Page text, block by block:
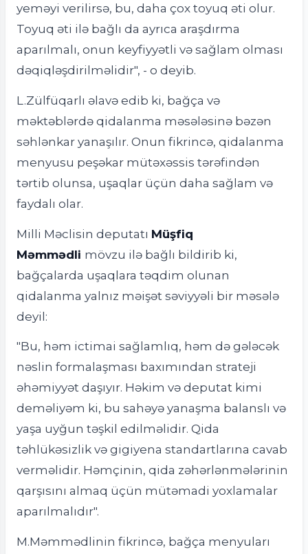
yeməyi verilirsə, bu, daha çox toyuq əti olur.
Toyuq əti ilə bağlı da ayrıca araşdırma
aparılmalı, onun keyfiyyətli və sağlam olması
dəqiqləşdirilməlidir", - o deyib.
L.Zülfüqarlı əlavə edib ki, bağça və
məktəblərdə qidalanma məsələsinə bəzən
səhlənkar yanaşılır. Onun fikrincə, qidalanma
menyusu peşəkar mütəxəssis tərəfindən
tərtib olunsa, uşaqlar üçün daha sağlam və
faydalı olar.
Milli Məclisin deputatı Müşfiq
Məmmədli mövzu ilə bağlı bildirib ki,
bağçalarda uşaqlara təqdim olunan
qidalanma yalnız məişət səviyyəli bir məsələ
deyil:
"Bu, həm ictimai sağlamlıq, həm də gələcək
nəslin formalaşması baxımından strateji
əhəmiyyət daşıyır. Həkim və deputat kimi
deməliyəm ki, bu sahəyə yanaşma balanslı və
yaşa uyğun təşkil edilməlidir. Qida
təhlükəsizlik və gigiyena standartlarına cavab
verməlidir. Həmçinin, qida zəhərlənmələrinin
qarşısını almaq üçün mütəmadi yoxlamalar
aparılmalıdır".
M.Məmmədlinin fikrincə, bağça menyuları